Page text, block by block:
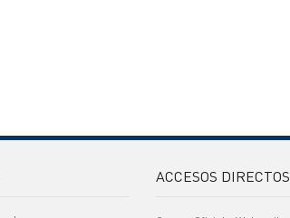
ACCESOS DIRECTOS